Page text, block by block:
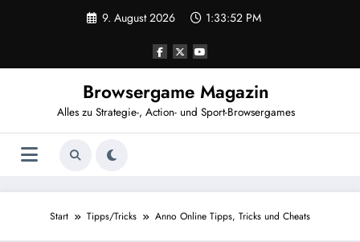
9. August 2026 1:33:53 PM
Browsergame Magazin
Alles zu Strategie-, Action- und Sport-Browsergames
Start Tipps/Tricks Anno Online Tipps, Tricks und Cheats